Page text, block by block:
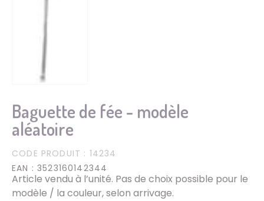
Baguette de fée - modèle
aléatoire
CODE PRODUIT : 14234
EAN : 3523160142344
Article vendu à l’unité. Pas de choix possible pour le
modèle / la couleur, selon arrivage.